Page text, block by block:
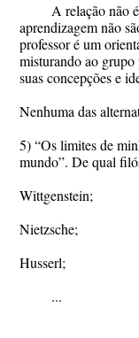
A relação não
aprendizagem não
professor é um
misturando ao
suas concepções e
Nenhuma das
5) “Os limites de
mundo”. De qual
Wittgenstein;
Nietzsche;
Husserl;
...